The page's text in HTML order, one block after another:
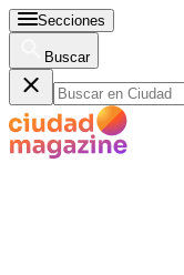
Secciones
Buscar